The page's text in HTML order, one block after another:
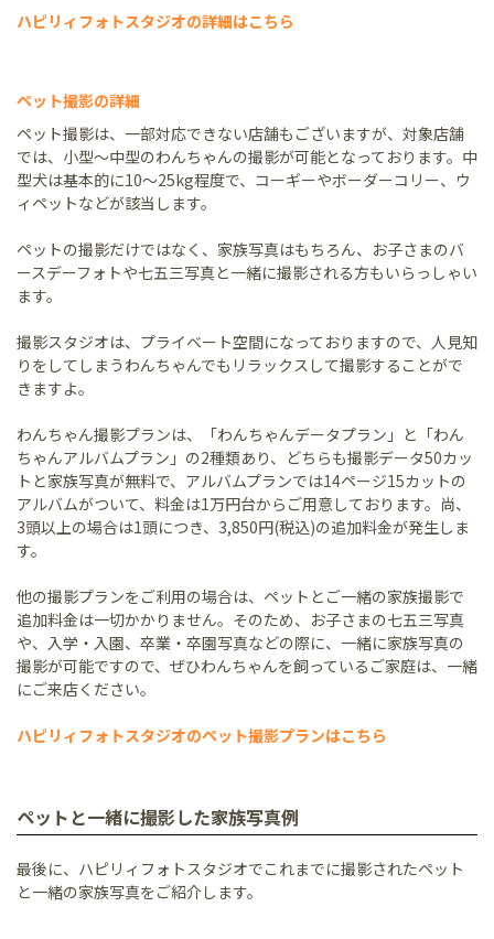
ハピリィフォトスタジオの詳細はこちら
ペット撮影の詳細
ペット撮影は、一部対応できない店舗もございますが、対象店舗
では、小型～中型のわんちゃんの撮影が可能となっております。中
型犬は基本的に10～25kg程度で、コーギーやボーダーコリー、ウ
ィペットなどが該当します。
ペットの撮影だけではなく、家族写真はもちろん、お子さまのバ
ースデーフォトや七五三写真と一緒に撮影される方もいらっしゃい
ます。
撮影スタジオは、プライベート空間になっておりますので、人見知
りをしてしまうわんちゃんでもリラックスして撮影することがで
きますよ。
わんちゃん撮影プランは、「わんちゃんデータプラン」と「わん
ちゃんアルバムプラン」の2種類あり、どちらも撮影データ50カッ
トと家族写真が無料で、アルバムプランでは14ページ15カットの
アルバムがついて、料金は1万円台からご用意しております。尚、
3頭以上の場合は1頭につき、3,850円(税込)の追加料金が発生しま
す。
他の撮影プランをご利用の場合は、ペットとご一緒の家族撮影で
追加料金は一切かかりません。そのため、お子さまの七五三写真
や、入学・入園、卒業・卒園写真などの際に、一緒に家族写真の
撮影が可能ですので、ぜひわんちゃんを飼っているご家庭は、一緒
にご来店ください。
ハピリィフォトスタジオのペット撮影プランはこちら
ペットと一緒に撮影した家族写真例
最後に、ハピリィフォトスタジオでこれまでに撮影されたペット
と一緒の家族写真をご紹介します。